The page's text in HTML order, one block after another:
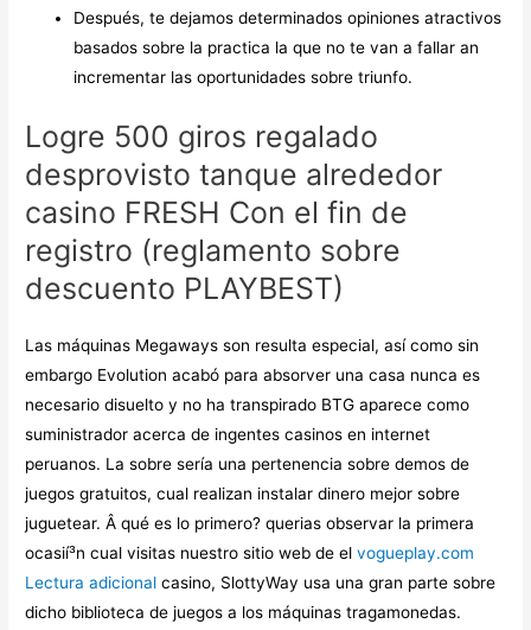
Después, te dejamos determinados opiniones atractivos
basados sobre la practica la que no te van a fallar an
incrementar las oportunidades sobre triunfo.
Logre 500 giros regalado
desprovisto tanque alrededor
casino FRESH Con el fin de
registro (reglamento sobre
descuento PLAYBEST)
Las máquinas Megaways son resulta especial, así­ como sin
embargo Evolution acabó para absorver una casa nunca es
necesario disuelto y no ha transpirado BTG aparece como
suministrador acerca de ingentes casinos en internet
peruanos. La sobre serí­a una pertenencia sobre demos de
juegos gratuitos, cual realizan instalar dinero mejor sobre
juguetear. Â qué es lo primero? querias observar la primera
ocasií³n cual visitas nuestro sitio web de elvogueplay.com
Lectura adicional casino, SlottyWay usa una gran parte sobre
dicho biblioteca de juegos a los máquinas tragamonedas.